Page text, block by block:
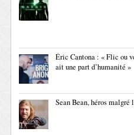
Éric Cantona : « Flic ou
ait une part d’humanité »
Sean Bean, héros